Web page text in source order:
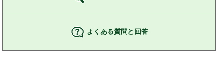
よくある質問と回答